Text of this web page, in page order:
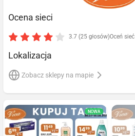
Ocena sieci
3.7 (25 głosów)Oceń sieć
Lokalizacja
Zobacz sklepy na mapie
NOWA